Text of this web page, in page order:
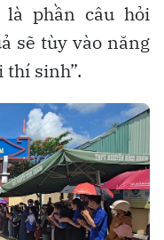
phần câu hỏi
sẽ tùy vào năng
thí sinh”.